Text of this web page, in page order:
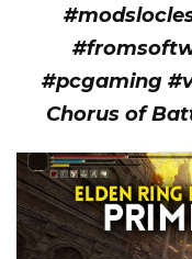
#pcgaming
Chorus of